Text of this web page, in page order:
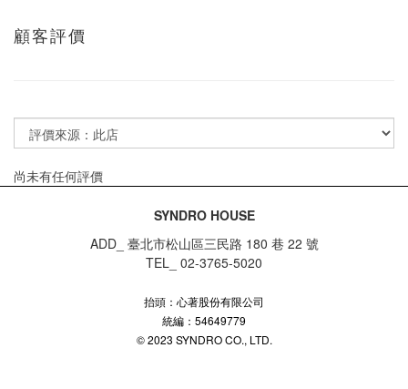
顧客評價
尚未有任何評價
SYNDRO HOUSE
ADD_ 臺北市松山區三民路 180 巷 22 號
TEL_ 02-3765-5020
抬頭：心著股份有限公司
統編：54649779
© 2023 SYNDRO CO., LTD.